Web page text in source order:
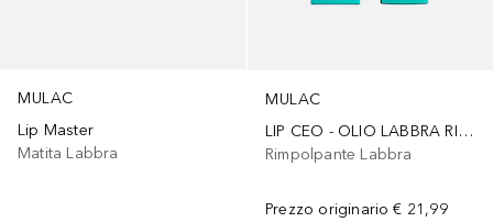
MULAC
Lip Master
Matita Labbra
MULAC
LIP CEO - OLIO LABBRA RIMPOLPANTE PH REAGENTE
Rimpolpante Labbra
Prezzo originario € 21,99